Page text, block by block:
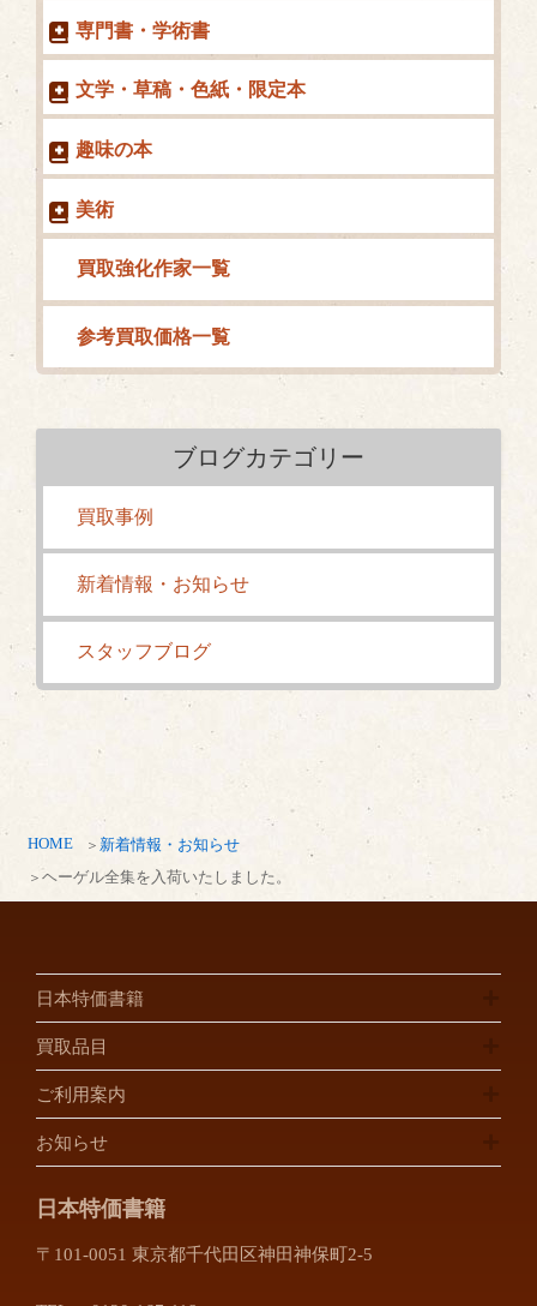
HOME
新着情報・お知らせ
ヘーゲル全集を入荷いたしました。
専門書・学術書
文学・草稿・色紙・限定本
趣味の本
美術
買取強化作家一覧
参考買取価格一覧
ブログカテゴリー
買取事例
新着情報・お知らせ
スタッフブログ
日本特価書籍
買取品目
ご利用案内
お知らせ
日本特価書籍
〒101-0051 東京都千代田区神田神保町2-5